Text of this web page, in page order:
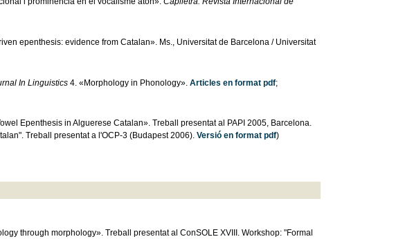
epenthesis: evidence from Catalan». Ms., Universitat de Barcelona / Universitat
In Linguistics4. «Morphology in Phonology». Articles en format pdf;
Epenthesis in Alguerese Catalan». Treball presentat al PAPI 2005, Barcelona.
Treball presentat a l'OCP-3 (Budapest 2006). Versió en format pdf)
through morphology». Treball presentat al ConSOLE XVIII. Workshop: "Formal